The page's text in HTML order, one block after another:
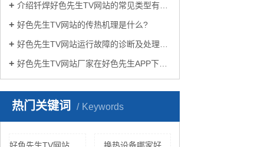
介绍钎焊好色先生TV网站的常见类型有哪些
好色先生TV网站的传热机理是什么?
好色先生TV网站运行故障的诊断及处理方法
好色先生TV网站厂家在好色先生APP下载苹果手机安装生活中有哪些作用？
热门关键词 Keywords